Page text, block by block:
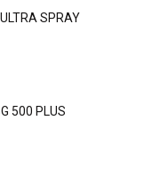
SPRAY
500 PLUS